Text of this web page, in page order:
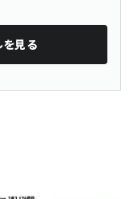
を見る